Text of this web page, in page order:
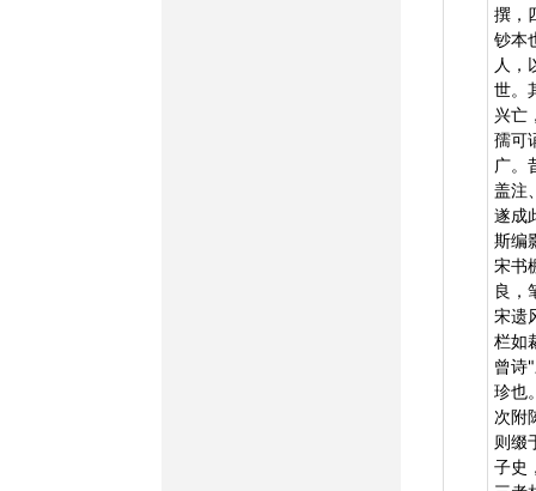
撰，
钞本
人，
世。
兴亡
孺可
广。
盖注
遂成
斯编
宋书
良，
宋遗
栏如
曾诗
珍也
次附
则缀
子史